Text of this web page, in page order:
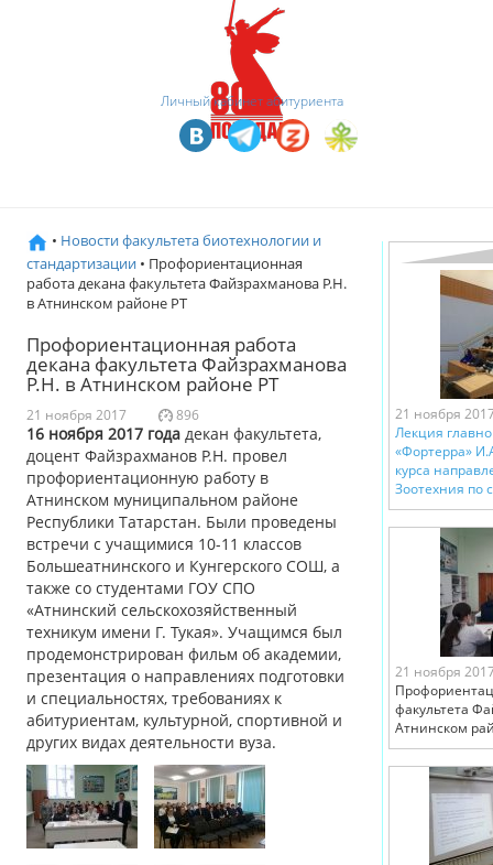
Личный кабинет абитуриента
• Новости факультета биотехнологии и
стандартизации • Профориентационная
работа декана факультета Файзрахманова Р.Н.
в Атнинском районе РТ
Профориентационная работа
декана факультета Файзрахманова
Р.Н. в Атнинском районе РТ
21 ноября 2017 896
16 ноября 2017 года декан факультета,
доцент Файзрахманов Р.Н. провел
профориентационную работу в
Атнинском муниципальном районе
Республики Татарстан. Были проведены
встречи с учащимися 10-11 классов
Большеатнинского и Кунгерского СОШ, а
также со студентами ГОУ СПО
«Атнинский сельскохозяйственный
техникум имени Г. Тукая». Учащимся был
продемонстрирован фильм об академии,
презентация о направлениях подготовки
и специальностях, требованиях к
абитуриентам, культурной, спортивной и
других видах деятельности вуза.
21 ноября
Лекция
«Фортерра»
курса
Зоотехния по
21 ноября
факультета
Атнинском